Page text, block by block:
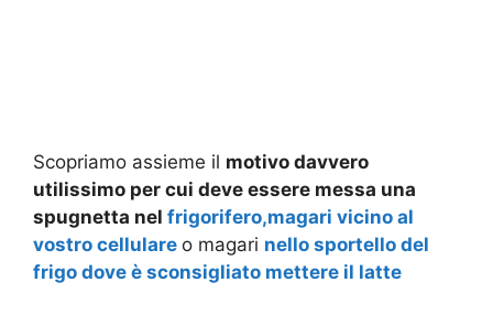
Scopriamo assieme il motivo davvero
utilissimo per cui deve essere messa una
spugnetta nel frigorifero,magari vicino al
vostro cellulare o magari nello sportello del
frigo dove è sconsigliato mettere il latte